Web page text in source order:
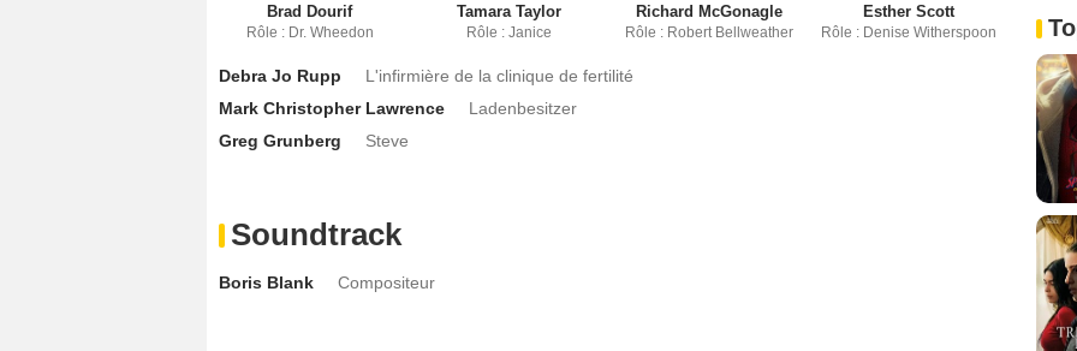
Brad Dourif
Rôle : Dr. Wheedon
Tamara Taylor
Rôle : Janice
Richard McGonagle
Rôle : Robert Bellweather
Esther Scott
Rôle : Denise Witherspoon
Debra Jo Rupp
L'infirmière de la clinique de fertilité
Mark Christopher Lawrence
Ladenbesitzer
Greg Grunberg
Steve
Soundtrack
Boris Blank Compositeur